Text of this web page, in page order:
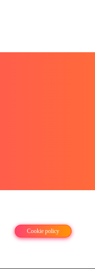
Cookie policy